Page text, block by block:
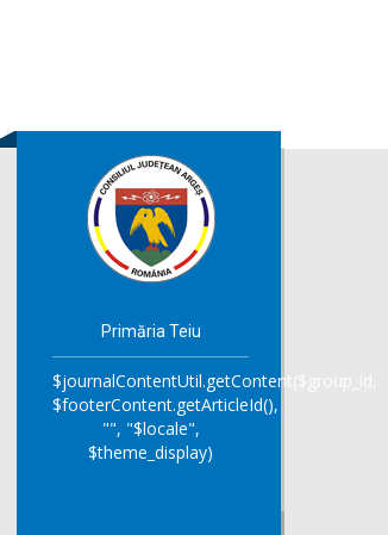
Primăria Teiu
$journalContentUtil.getContent($group_id,
$footerContent.getArticleId(),
"", "$locale",
$theme_display)